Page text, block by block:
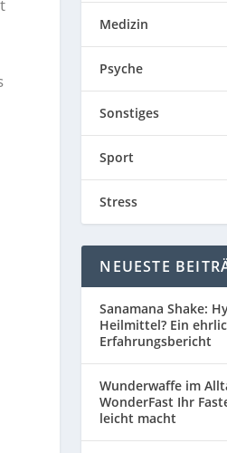
Medizin
Psyche
Sonstiges
Sport
Stress
NEUESTE
Sanamana Shake:
Heilmittel? Ein
Erfahrungsbericht
Wunderwaffe im
WonderFast Ihr
leicht macht